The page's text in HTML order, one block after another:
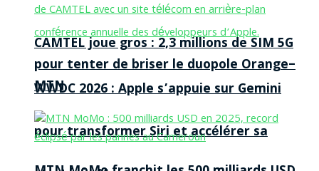
WWDC 2026 : Apple s’appuie sur Gemini
pour transformer Siri et accélérer sa
CAMTEL joue gros : 2,3 millions de SIM 5G
pour tenter de briser le duopole Orange–
MTN